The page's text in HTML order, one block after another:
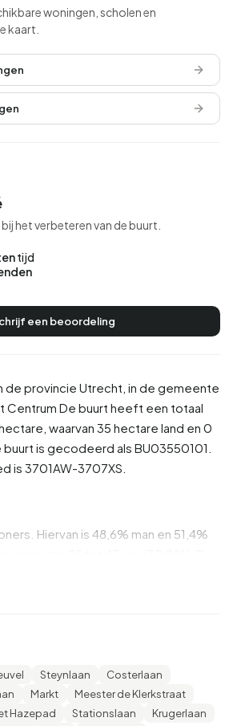
de provincie Utrecht , in de gemeente
Centrum De buurt heeft een totaal
waarvan 35 hectare land en 0
is gecodeerd als BU03550101.
is 3701AW-3707XS.
Hiervan is 48,6% man en 51,4%
25,4% voor '65 jaar of ouder', 23,5%
komen uit Nederland, 345
750 komen uit landen buiten Europa.
in Carré. 61,1% daarvan zijn
Steynlaan
Costerlaan
Markt
Meester de Klerkstraat
Hazepad Stationslaan
Krugerlaan
woningen, scholen en
kaart.
het verbeteren van de buurt.
tijd
een beoordeling